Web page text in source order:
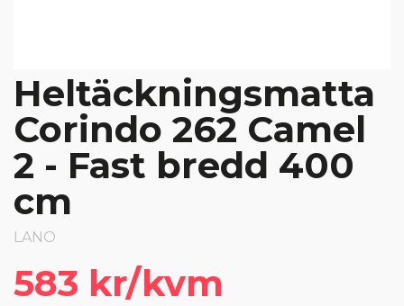
Heltäckningsmatta
Corindo 262 Camel
2 - Fast bredd 400
cm
LANO
583 kr/kvm